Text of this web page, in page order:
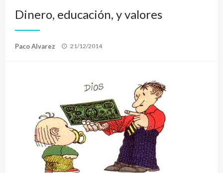
Dinero, educación, y valores
Paco Alvarez
Publicado
21/12/2014